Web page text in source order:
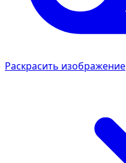
Раскрасить изображение